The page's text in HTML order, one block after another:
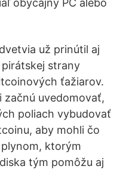
obyčajný PC alebo
už prinútil aj
strany
ťažiarov.
začnú uvedomovať,
poliach vybudovať
aby mohli čo
ktorým
tým pomôžu aj